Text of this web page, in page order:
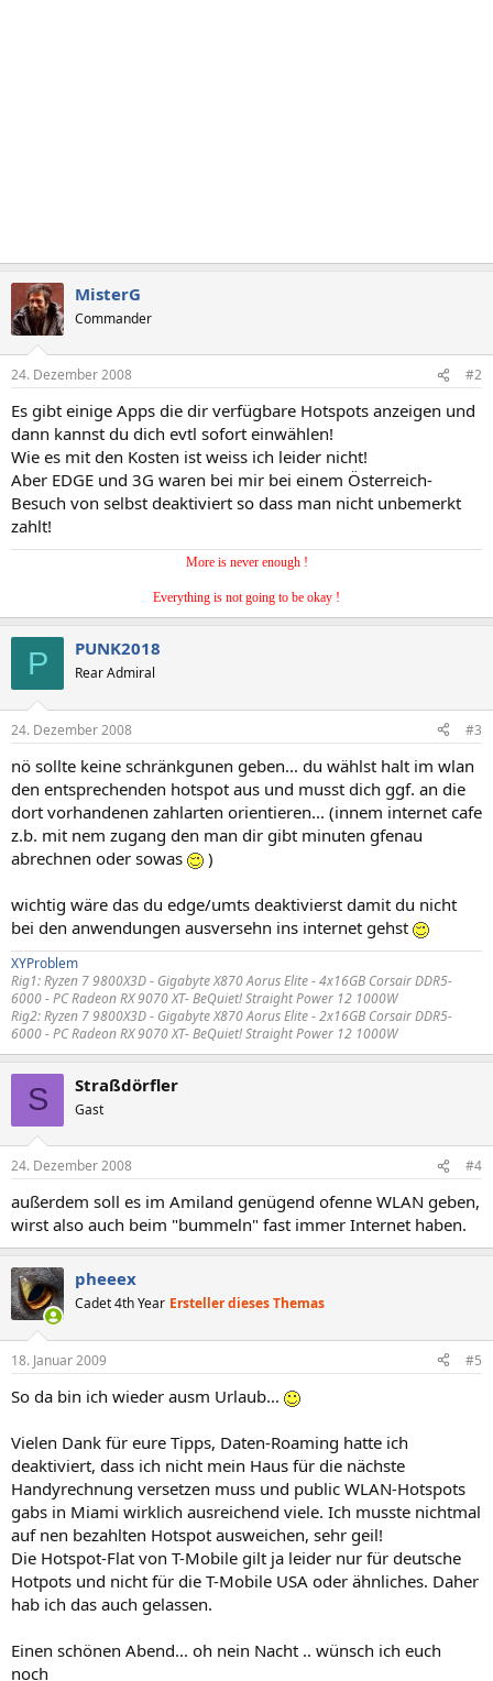
MisterG
Commander
24. Dezember 2008 #2
Es gibt einige Apps die dir verfügbare Hotspots anzeigen und
dann kannst du dich evtl sofort einwählen!
Wie es mit den Kosten ist weiss ich leider nicht!
Aber EDGE und 3G waren bei mir bei einem Österreich-
Besuch von selbst deaktiviert so dass man nicht unbemerkt
zahlt!
More is never enough !
Everything is not going to be okay !
P PUNK2018
Rear Admiral
24. Dezember 2008 #3
nö sollte keine schränkgunen geben... du wählst halt im wlan
den entsprechenden hotspot aus und musst dich ggf. an die
dort vorhandenen zahlarten orientieren... (innem internet cafe
z.b. mit nem zugang den man dir gibt minuten gfenau
abrechnen oder sowas
)
wichtig wäre das du edge/umts deaktivierst damit du nicht
bei den anwendungen ausversehn ins internet gehst
XYProblem
Rig1:Ryzen 7 9800X3D - Gigabyte X870 Aorus Elite - 4x16GB Corsair DDR5-
6000 -PC Radeon RX 9070 XT- BeQuiet! Straight Power 12 1000W
Rig2:Ryzen 7 9800X3D - Gigabyte X870 Aorus Elite - 2x16GB Corsair DDR5-
6000 -PC Radeon RX 9070 XT- BeQuiet! Straight Power 12 1000W
S Straßdörfler
Gast
24. Dezember 2008 #4
außerdem soll es im Amiland genügend ofenne WLAN geben,
wirst also auch beim "bummeln" fast immer Internet haben.
pheeex
Cadet 4th Year Ersteller dieses Themas
18. Januar 2009 #5
So da bin ich wieder ausm Urlaub...
Vielen Dank für eure Tipps, Daten-Roaming hatte ich
deaktiviert, dass ich nicht mein Haus für die nächste
Handyrechnung versetzen muss und public WLAN-Hotspots
gabs in Miami wirklich ausreichend viele. Ich musste nichtmal
auf nen bezahlten Hotspot ausweichen, sehr geil!
Die Hotspot-Flat von T-Mobile gilt ja leider nur für deutsche
Hotpots und nicht für die T-Mobile USA oder ähnliches. Daher
hab ich das auch gelassen.
Einen schönen Abend... oh nein Nacht .. wünsch ich euch
noch